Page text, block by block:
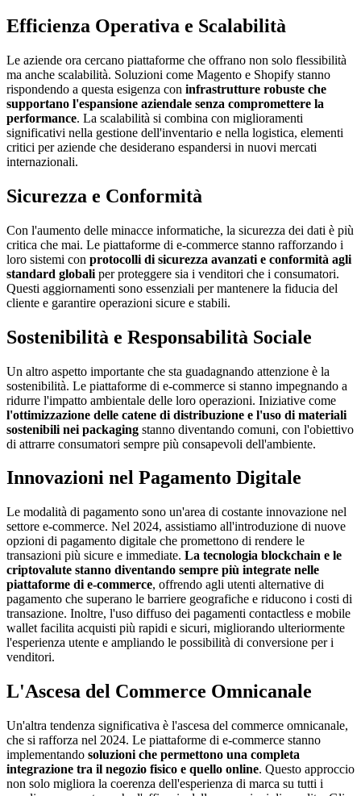
Efficienza Operativa e Scalabilità
Le aziende ora cercano piattaforme che offrano non solo flessibilità
ma anche scalabilità. Soluzioni come Magento e Shopify stanno
rispondendo a questa esigenza con infrastrutture robuste che
supportano l'espansione aziendale senza compromettere la
performance. La scalabilità si combina con miglioramenti
significativi nella gestione dell'inventario e nella logistica, elementi
critici per aziende che desiderano espandersi in nuovi mercati
internazionali.
Sicurezza e Conformità
Con l'aumento delle minacce informatiche, la sicurezza dei dati è più
critica che mai. Le piattaforme di e-commerce stanno rafforzando i
loro sistemi con protocolli di sicurezza avanzati e conformità agli
standard globali per proteggere sia i venditori che i consumatori.
Questi aggiornamenti sono essenziali per mantenere la fiducia del
cliente e garantire operazioni sicure e stabili.
Sostenibilità e Responsabilità Sociale
Un altro aspetto importante che sta guadagnando attenzione è la
sostenibilità. Le piattaforme di e-commerce si stanno impegnando a
ridurre l'impatto ambientale delle loro operazioni. Iniziative come
l'ottimizzazione delle catene di distribuzione e l'uso di materiali
sostenibili nei packaging stanno diventando comuni, con l'obiettivo
di attrarre consumatori sempre più consapevoli dell'ambiente.
Innovazioni nel Pagamento Digitale
Le modalità di pagamento sono un'area di costante innovazione nel
settore e-commerce. Nel 2024, assistiamo all'introduzione di nuove
opzioni di pagamento digitale che promettono di rendere le
transazioni più sicure e immediate. La tecnologia blockchain e le
criptovalute stanno diventando sempre più integrate nelle
piattaforme di e-commerce, offrendo agli utenti alternative di
pagamento che superano le barriere geografiche e riducono i costi di
transazione. Inoltre, l'uso diffuso dei pagamenti contactless e mobile
wallet facilita acquisti più rapidi e sicuri, migliorando ulteriormente
l'esperienza utente e ampliando le possibilità di conversione per i
venditori.
L'Ascesa del Commerce Omnicanale
Un'altra tendenza significativa è l'ascesa del commerce omnicanale,
che si rafforza nel 2024. Le piattaforme di e-commerce stanno
implementando soluzioni che permettono una completa
integrazione tra il negozio fisico e quello online. Questo approccio
non solo migliora la coerenza dell'esperienza di marca su tutti i